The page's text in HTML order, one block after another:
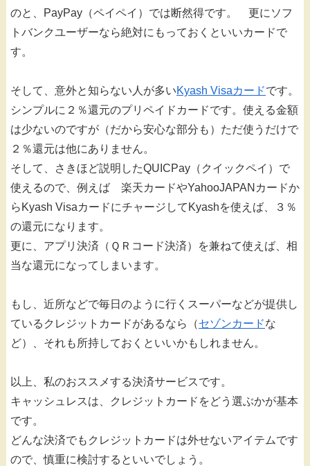
のと、PayPay（ペイペイ）では断然得です。 更にソフ
トバンクユーザーなら絶対にもっておくといいカードで
す。
そして、意外と知らない人が多いKyash Visaカードです。
シンプルに２％還元のプリペイドカードです。使える金額
は少ないのですが（だから安心な部分も）ただ使うだけで
２％還元は他にありません。
そして、さきほど説明したQUICPay（クイックペイ）で
使えるので、例えば 楽天カードやYahooJAPANカードか
らKyash VisaカードにチャージしてKyashを使えば、３％
の還元になります。
更に、アプリ決済（ＱＲコード決済）を兼ねて使えば、相
当な還元になってしまいます。
もし、近所などで毎日のように行くスーパーなどが提供し
ているクレジットカードがあるなら（セゾンカードな
ど）、それも所持しておくといいかもしれません。
以上、私のおススメする決済サービスです。
キャッシュレスは、クレジットカードをどう選ぶかが基本
です。
どんな決済でもクレジットカードは外せないアイテムです
ので、慎重に検討するといいでしょう。